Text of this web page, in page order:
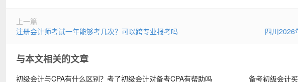
上一篇
注册会计师考试一年能够考几次？可以跨专业报考吗
四川2026
与本文相关的文章
初级会计与CPA有什么区别？考了初级会计对备考CPA有帮助吗 备考初级会计